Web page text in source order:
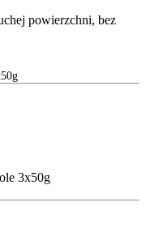
powierzchni, bez
3x50g